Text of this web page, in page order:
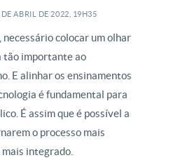
DE ABRIL DE 2022, 19H35
necessário colocar um olhar
tão importante ao
E alinhar os ensinamentos
é fundamental para
É assim que é possível a
o processo mais
integrado.